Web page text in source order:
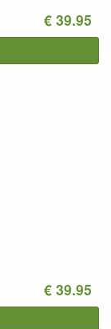
€ 39.95
€ 39.95